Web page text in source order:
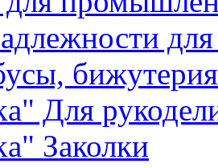
бижутерия
Для
Заколки